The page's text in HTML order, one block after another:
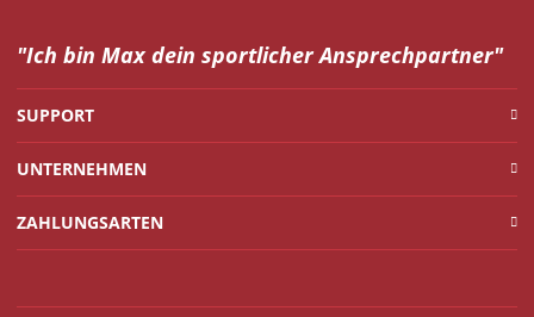
"Ich bin Max dein sportlicher Ansprechpartner"
SUPPORT
UNTERNEHMEN
ZAHLUNGSARTEN